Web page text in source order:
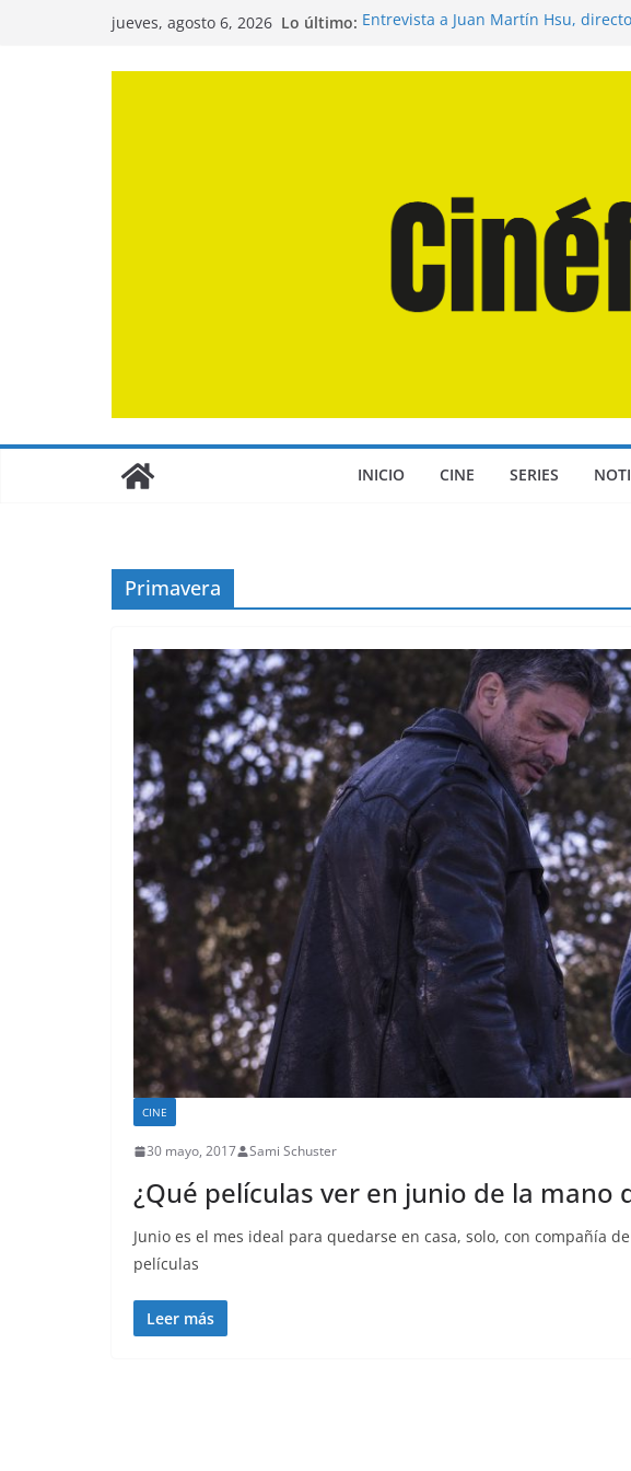
jueves, agosto 6, 2026 Lo último: Entrevista a Juan Martín Hsu,
INICIO CINE SERIES
Primavera
CINE
30 mayo, 2017 Sami Schuster
¿Qué películas ver en junio de la mano
Junio es el mes ideal para quedarse en casa, solo, con compañía
películas
Leer más